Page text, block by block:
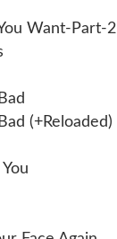
Want-Part-2
(+Reloaded)